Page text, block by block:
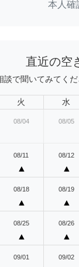
本人確
直近の空
談で聞いてみてく
火 水
08/04 08/05
08/11
▲
08/12
▲
08/18
▲
08/19
▲
08/25
▲
08/26
▲
09/01 09/02